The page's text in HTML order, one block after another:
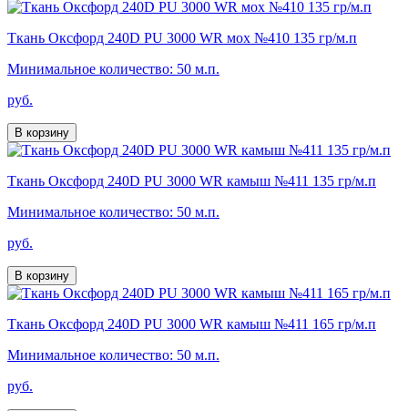
Ткань Оксфорд 240D PU 3000 WR мох №410 135 гр/м.п
Минимальное количество: 50 м.п.
руб.
В корзину
Ткань Оксфорд 240D PU 3000 WR камыш №411 135 гр/м.п
Минимальное количество: 50 м.п.
руб.
В корзину
Ткань Оксфорд 240D PU 3000 WR камыш №411 165 гр/м.п
Минимальное количество: 50 м.п.
руб.